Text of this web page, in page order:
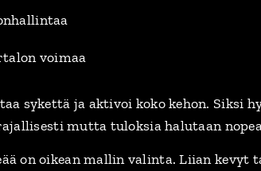
voimaa
sykettä ja aktivoi koko kehon. Siksi
mutta tuloksia halutaan
on oikean mallin valinta. Liian kevyt